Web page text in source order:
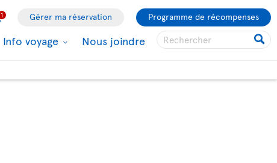
1 Gérer ma réservation Programme de récompenses
Info voyage Nous joindre